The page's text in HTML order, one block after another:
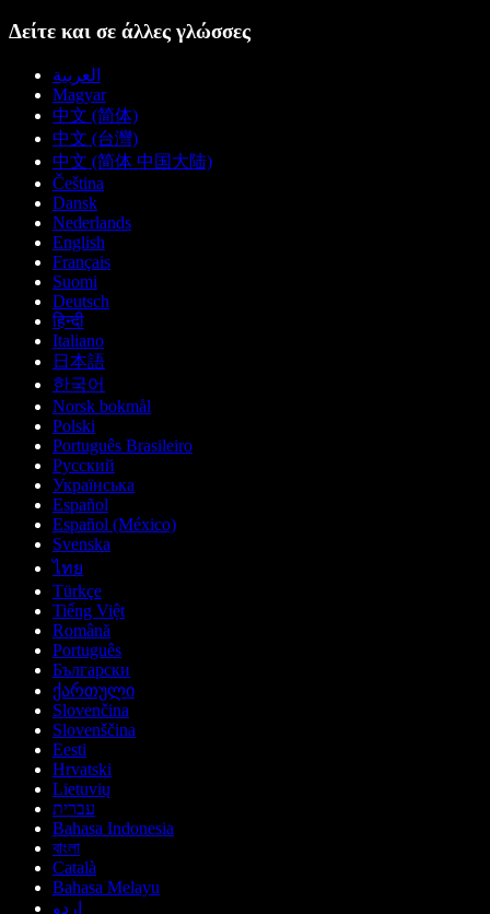
Δείτε και σε άλλες γλώσσες
العربية
Magyar
中文 (简体)
中文 (台灣)
中文 (简体 中国大陆)
Čeština
Dansk
Nederlands
English
Français
Suomi
Deutsch
हिन्दी
Italiano
日本語
한국어
Norsk bokmål
Polski
Português Brasileiro
Русский
Українська
Español
Español (México)
Svenska
ไทย
Türkçe
Tiếng Việt
Română
Português
Български
ქართული
Slovenčina
Slovenščina
Eesti
Hrvatski
Lietuvių
עברית
Bahasa Indonesia
বাংলা
Català
Bahasa Melayu
اردو